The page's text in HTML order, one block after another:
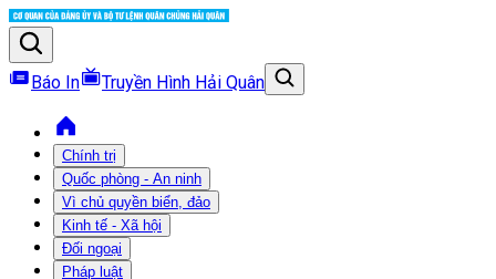
Báo In Truyền Hình Hải Quân
Chính trị
Quốc phòng - An ninh
Vì chủ quyền biển, đảo
Kinh tế - Xã hội
Đối ngoại
Pháp luật